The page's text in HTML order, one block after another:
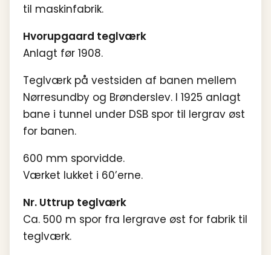
til maskinfabrik.
Hvorupgaard teglværk
Anlagt før 1908.
Teglværk på vestsiden af banen mellem
Nørresundby og Brønderslev. I 1925 anlagt
bane i tunnel under DSB spor til lergrav øst
for banen.
600 mm sporvidde.
Værket lukket i 60’erne.
Nr. Uttrup teglværk
Ca. 500 m spor fra lergrave øst for fabrik til
teglværk.